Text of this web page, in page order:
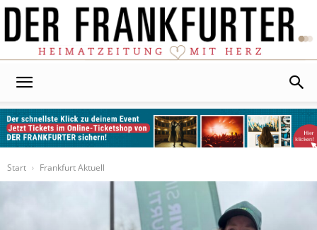
Start
Frankfurt Aktuell